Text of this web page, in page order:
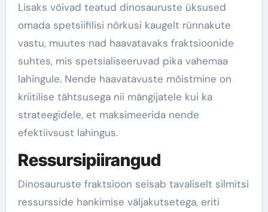
Lisaks võivad teatud dinosauruste üksused
omada spetsiifilisi nõrkusi kaugelt rünnakute
vastu, muutes nad haavatavaks fraktsioonide
suhtes, mis spetsialiseeruvad pika vahemaa
lahingule. Nende haavatavuste mõistmine on
kriitilise tähtsusega nii mängijatele kui ka
strateegidele, et maksimeerida nende
efektiivsust lahingus.
Ressursipiirangud
Dinosauruste fraktsioon seisab tavaliselt silmitsi
ressursside hankimise väljakutsetega, eriti